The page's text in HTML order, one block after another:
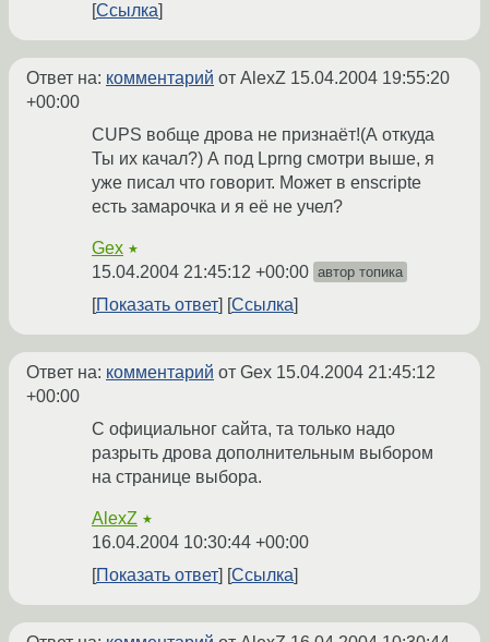
Ссылка
Ответ на: комментарий от AlexZ 15.04.2004 19:55:20
+00:00
CUPS вобще дрова не признаёт!(А откуда
Ты их качал?) А под Lprng смотри выше, я
уже писал что говорит. Может в enscripte
есть замарочка и я её не учел?
Gex ★
15.04.2004 21:45:12 +00:00 автор топика
Показать ответ Ссылка
Ответ на: комментарий от Gex 15.04.2004 21:45:12
+00:00
С официальног сайта, та только надо
разрыть дрова дополнительным выбором
на странице выбора.
AlexZ ★
16.04.2004 10:30:44 +00:00
Показать ответ
Ссылка